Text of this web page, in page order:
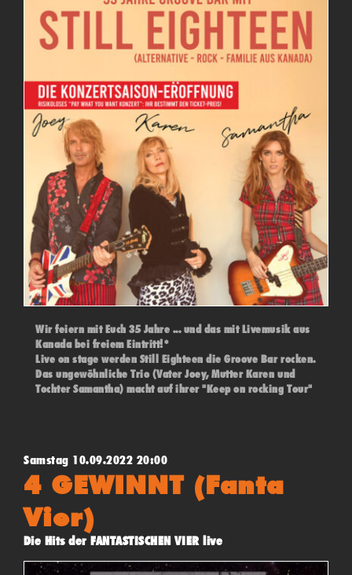
YOUTUBE
Wir feiern mit Euch 35 Jahre ... und das mit Livemusik aus
Kanada bei freiem Eintritt!*
Live on stage werden Still Eighteen die Groove Bar rocken.
Das ungewöhnliche Trio (Vater Joey, Mutter Karen und
Tochter Samantha) macht auf ihrer "Keep on rocking Tour"
Einlass ab 19 Uhr - Beginn 20 Uhr - (*"Pay what you want"
- Konzert)
Samstag 10.09.2022 20:00
4 GEWINNT (Fanta
Vier)
Die Hits der FANTASTISCHEN VIER live